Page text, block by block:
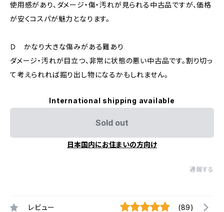
使用感があり、ダメージ・傷・汚れが見られる中古品ですが、価格
が安くコスパが魅力となります。
Ｄ かなり大きな傷みがある難あり
ダメージ・汚れが目立つ、非常に状態の悪い中古品です。割り切っ
て考えられれば掘り出し物になるかもしれません。
International shipping available
Sold out
日本国内にお住まいの方向け
通報する
レビュー (89)